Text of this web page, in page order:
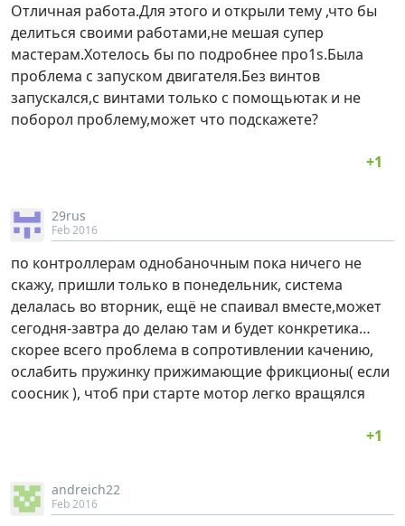
Отличная работа.Для этого и открыли тему ,что бы
делиться своими работами,не мешая супер
мастерам.Хотелось бы по подробнее про1s.Была
проблема с запуском двигателя.Без винтов
запускался,с винтами только с помощьютак и не
поборол проблему,может что подскажете?
29rus
Feb 2016
по контроллерам однобаночным пока ничего не
скажу, пришли только в понедельник, система
делалась во вторник, ещё не спаивал вместе,может
сегодня-завтра до делаю там и будет конкретика…
скорее всего проблема в сопротивлении качению,
ослабить пружинку прижимающие фрикционы( если
соосник ), чтоб при старте мотор легко вращялся
andreich22
Feb 2016